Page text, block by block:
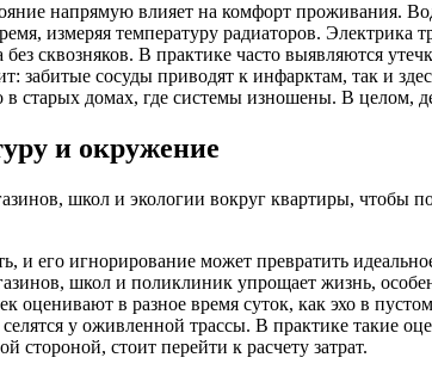
напрямую влияет на комфорт проживания.
измеряя температуру радиаторов. Электрика
сквозняков. В практике часто выявляются
забитые сосуды приводят к инфарктам, так и
домах, где системы изношены. В целом,
и окружение
школ и экологии вокруг квартиры, чтобы
его игнорирование может превратить
школ и поликлиник упрощает жизнь,
в разное время суток, как эхо в
у оживленной трассы. В практике такие
стоит перейти к расчету затрат.